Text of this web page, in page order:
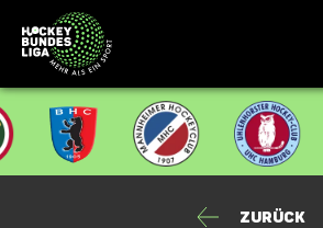
Zurück